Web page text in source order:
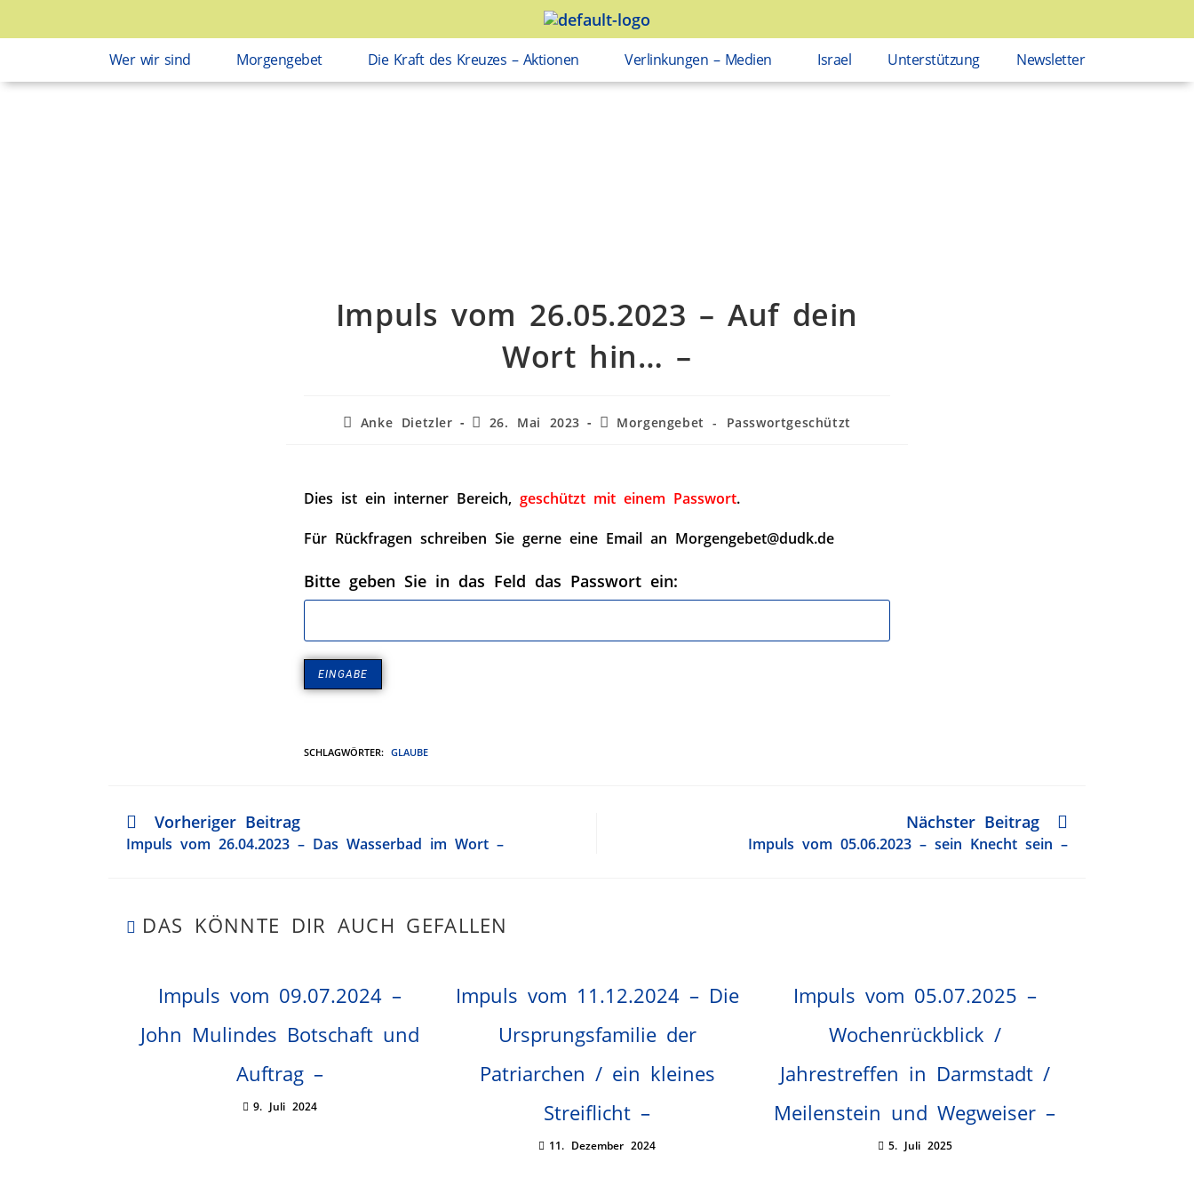
Wer wir sind Morgengebet Die Kraft des Kreuzes – Aktionen Verlinkungen – Medien Israel Unterstützung Newsletter
Impuls vom 26.05.2023 – Auf dein
Wort hin… –
Anke Dietzler 26. Mai 2023 Morgengebet - Passwortgeschützt
Dies ist ein interner Bereich, geschützt mit einem Passwort.
Für Rückfragen schreiben Sie gerne eine Email an Morgengebet@dudk.de
Bitte geben Sie in das Feld das Passwort ein:
SCHLAGWÖRTER: GLAUBE
Vorheriger Beitrag
Impuls vom 26.04.2023 – Das Wasserbad im Wort –
Nächster Beitrag
Impuls vom 05.06.2023 – sein Knecht sein –
DAS KÖNNTE DIR AUCH GEFALLEN
Impuls vom 09.07.2024 –
John Mulindes Botschaft und
Auftrag –
9. Juli 2024
Impuls vom 11.12.2024 – Die
Ursprungsfamilie der
Patriarchen / ein kleines
Streiflicht –
11. Dezember 2024
Impuls vom 05.07.2025 –
Wochenrückblick /
Jahrestreffen in Darmstadt /
Meilenstein und Wegweiser –
5. Juli 2025